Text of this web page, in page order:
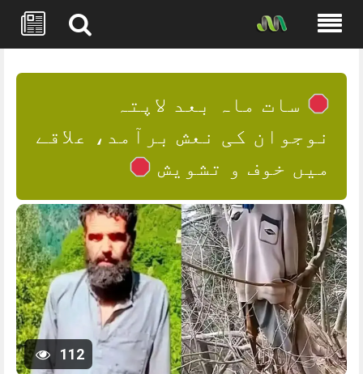
content
سات ماہ بعد لاپتہ
نوجوان کی نعش برآمد، علاقے
میں خوف و تشویش
112